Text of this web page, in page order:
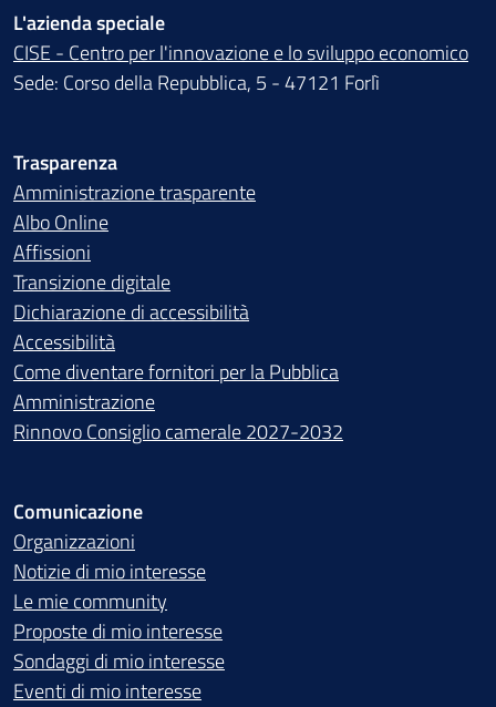
L'azienda speciale
CISE - Centro per l'innovazione e lo sviluppo economico
Sede: Corso della Repubblica, 5 - 47121 Forlì
Trasparenza
Amministrazione trasparente
Albo Online
Affissioni
Transizione digitale
Dichiarazione di accessibilità
Accessibilità
Come diventare fornitori per la Pubblica
Amministrazione
Rinnovo Consiglio camerale 2027-2032
Comunicazione
Organizzazioni
Notizie di mio interesse
Le mie community
Proposte di mio interesse
Sondaggi di mio interesse
Eventi di mio interesse